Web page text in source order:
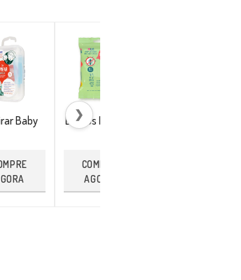
Baby Lenços Repellik
COMPRE
AGORA
❯